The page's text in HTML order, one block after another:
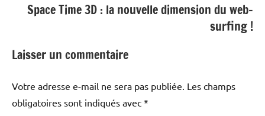
Space Time 3D : la nouvelle dimension du web-
surfing !
Laisser un commentaire
Votre adresse e-mail ne sera pas publiée. Les champs
obligatoires sont indiqués avec *